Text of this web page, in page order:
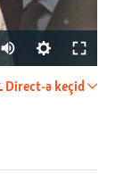
Direct-ə keçid